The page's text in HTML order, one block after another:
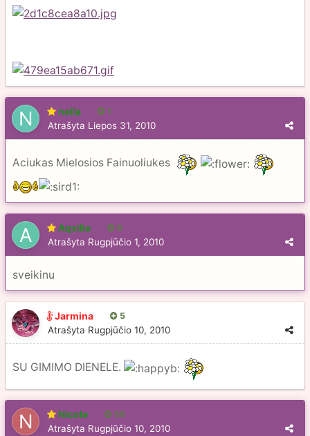
neila 1
Atrašyta Liepos 31, 2010
Aciukas Mielosios Fainuoliukes
Aqville 6
Atrašyta Rugpjūčio 1, 2010
sveikinu
Jarmina 5
Atrašyta Rugpjūčio 10, 2010
SU GIMIMO DIENELE.
Nicole 56
Atrašyta Rugpjūčio 10, 2010